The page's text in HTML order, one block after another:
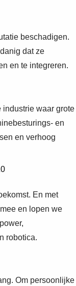
beschadigen.
dat ze
en te integreren.
industrie waar grote
en
en verhoog
En met
en lopen we
robotica.
Om persoonlijke